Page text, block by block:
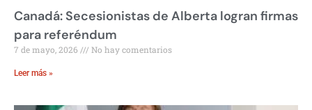
Canadá: Secesionistas de Alberta logran firmas
para referéndum
7 de mayo, 2026 No hay comentarios
Leer más »